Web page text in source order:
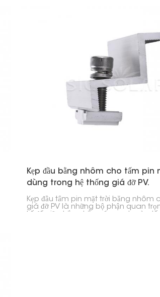
Kẹp đầu bằng nhôm cho tấm pin
dùng trong hệ thống giá đỡ PV.
Kẹp đầu tấm pin mặt trời bằng nhôm
giá đỡ PV là những bộ phận quan